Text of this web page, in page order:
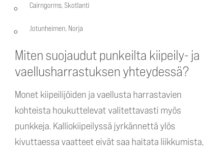
Cairngorms, Skotlanti
Jotunheimen, Norja
Miten suojaudut punkeilta kiipeily- ja
vaellusharrastuksen yhteydessä?
Monet kiipeilijöiden ja vaellusta harrastavien
kohteista houkuttelevat valitettavasti myös
punkkeja. Kalliokiipeilyssä jyrkännettä ylös
kivuttaessa vaatteet eivät saa haitata liikkumista,